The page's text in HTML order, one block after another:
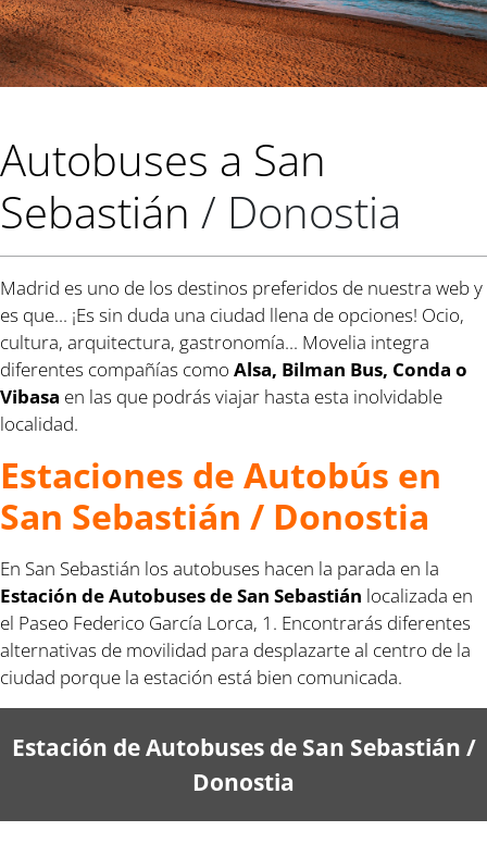
Autobuses a San
Sebastián / Donostia
Madrid es uno de los destinos preferidos de nuestra web y
es que... ¡Es sin duda una ciudad llena de opciones! Ocio,
cultura, arquitectura, gastronomía... Movelia integra
diferentes compañías como Alsa, Bilman Bus, Conda o
Vibasa en las que podrás viajar hasta esta inolvidable
localidad.
Estaciones de Autobús en
San Sebastián / Donostia
En San Sebastián los autobuses hacen la parada en la
Estación de Autobuses de San Sebastián localizada en
el Paseo Federico García Lorca, 1. Encontrarás diferentes
alternativas de movilidad para desplazarte al centro de la
ciudad porque la estación está bien comunicada.
Estación de Autobuses de San Sebastián /
Donostia